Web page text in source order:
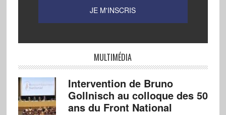
MULTIMÉDIA
Intervention de Bruno
Gollnisch au colloque des 50
ans du Front National